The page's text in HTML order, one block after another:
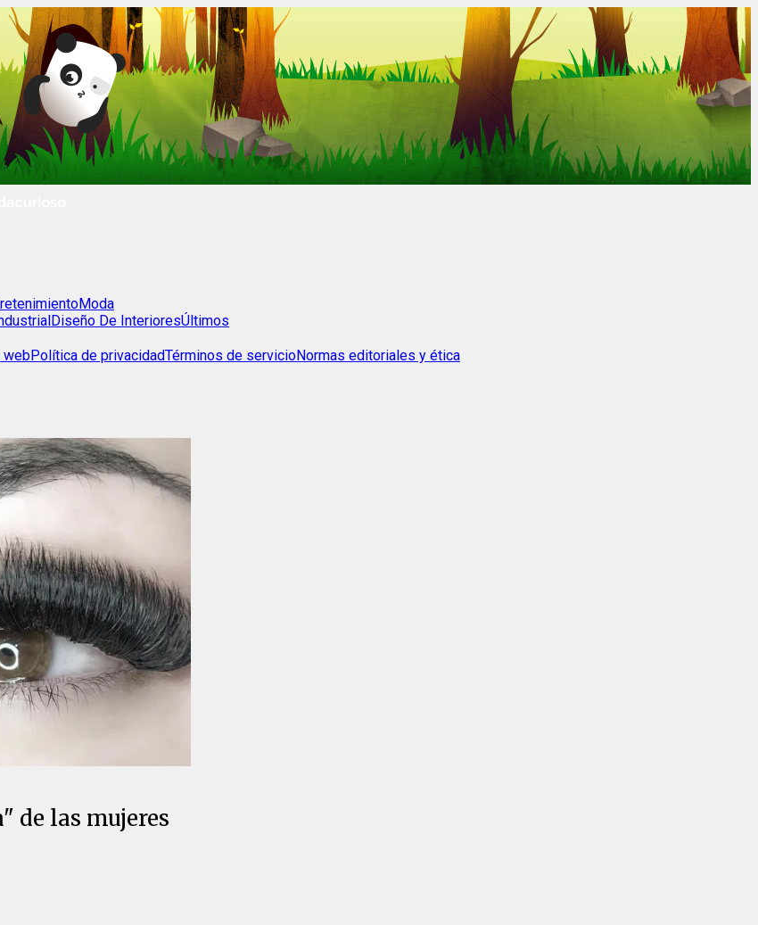
Moda
Diseño De InterioresÚltimos
webPolítica de privacidadTérminos de servicioNormas editoriales y ética
de las mujeres